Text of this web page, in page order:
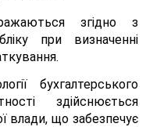
згідно з
при визначенні
бухгалтерського
здійснюється
влади, що забезпечує